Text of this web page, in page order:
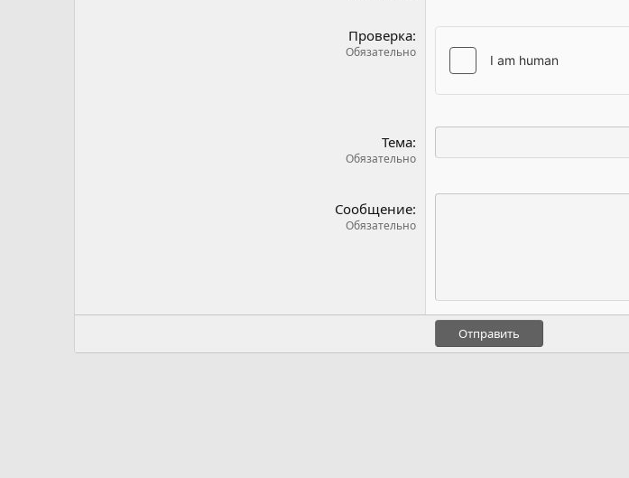
Проверка
Обязательно
Тема
Обязательно
Сообщение
Обязательно
Отправить